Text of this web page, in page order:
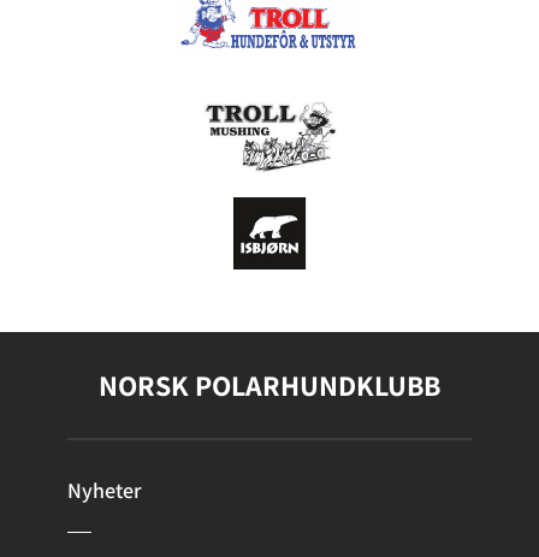
NORSK POLARHUNDKLUBB
Nyheter